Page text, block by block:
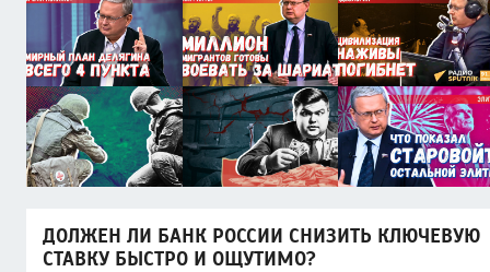
ДОЛЖЕН ЛИ БАНК РОССИИ СНИЗИТЬ КЛЮЧЕВУЮ
СТАВКУ БЫСТРО И ОЩУТИМО?